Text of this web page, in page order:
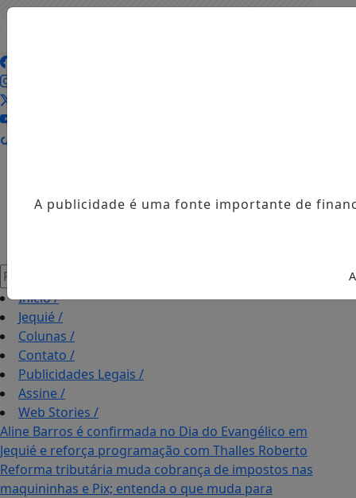
Pesquisar Notícia
Início/
Jequié/
Colunas /
Contato /
Publicidades Legais /
Assine/
Web Stories /
Aline Barros é confirmada no Dia do Evangélico em
Jequié e reforça programação com Thalles Roberto
Reforma tributária muda cobrança de impostos nas
maquininhas e Pix; entenda o que muda para
A publicidade é uma fonte importante de